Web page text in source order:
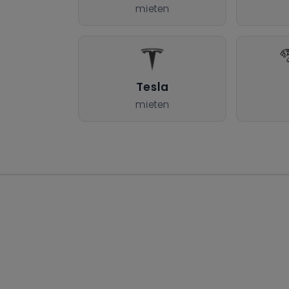
mieten
Tesla
mieten